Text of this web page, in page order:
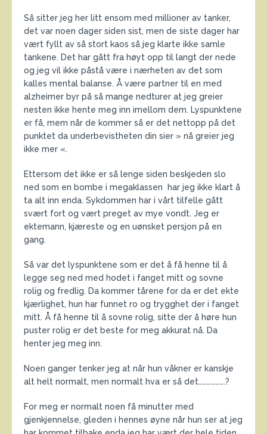
Så sitter jeg her litt ensom med millioner av tanker,
det var noen dager siden sist, men de siste dager har
vært fyllt av så stort kaos så jeg klarte ikke samle
tankene. Det har gått fra høyt opp til langt der nede
og jeg vil ikke påstå være i nærheten av det som
kalles mental balanse. Å være partner til en med
alzheimer byr på så mange nedturer at jeg greier
nesten ikke hente meg inn imellom dem. Lyspunktene
er få, mem når de kommer så er det nettopp på det
punktet da underbevistheten din sier » nå greier jeg
ikke mer «.
Ettersom det ikke er så lenge siden beskjeden slo
ned som en bombe i megaklassen har jeg ikke klart å
ta alt inn enda. Sykdommen har i vårt tilfelle gått
svært fort og vært preget av mye vondt. Jeg er
ektemann, kjæreste og en uønsket persjon på en
gang.
Så var det lyspunktene som er det å få henne til å
legge seg ned med hodet i fanget mitt og sovne
rolig og fredlig. Da kommer tårene for da er det ekte
kjærlighet, hun har funnet ro og trygghet der i fanget
mitt. Å få henne til å sovne rolig, sitte der å høre hun
puster rolig er det beste for meg akkurat nå. Da
henter jeg meg inn.
Noen ganger tenker jeg at når hun våkner er kanskje
alt helt normalt, men normalt hva er så det……………….?
For meg er normalt noen få minutter med
gjenkjennelse, gleden i hennes øyne når hun ser at jeg